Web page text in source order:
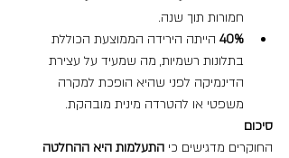
חמורות תוך שנה.
40% הייתה הירידה הממוצעת הכוללת
בתלונות רשמיות, מה שמעיד על עצירת
הדינמיקה לפני שהיא הופכת למקרה
משפטי או להטרדה מינית מובהקת.
סיכום
החוקרים מדגישים כי התעלמות היא ההחלטה